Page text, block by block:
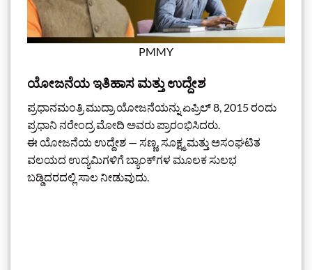
PMMY
ಯೋಜನೆಯ ಇತಿಹಾಸ ಮತ್ತು ಉದ್ದೇಶ
ಪ್ರಧಾನಮಂತ್ರಿ ಮುದ್ರಾ ಯೋಜನೆಯನ್ನು ಏಪ್ರಿಲ್ 8, 2015 ರಂದು
ಪ್ರಧಾನಿ ನರೇಂದ್ರ ಮೋದಿ ಅವರು ಪ್ರಾರಂಭಿಸಿದರು.
ಈ ಯೋಜನೆಯ ಉದ್ದೇಶ — ಸಣ್ಣ, ಸೂಕ್ಷ್ಮ ಮತ್ತು ಅಸಂಘಟಿತ
ವಲಯದ ಉದ್ಯಮಿಗಳಿಗೆ ಬ್ಯಾಂಕ್‌ಗಳ ಮೂಲಕ ಸುಲಭ
ಬಡ್ಡಿದರದಲ್ಲಿ ಸಾಲ ನೀಡುವುದು.